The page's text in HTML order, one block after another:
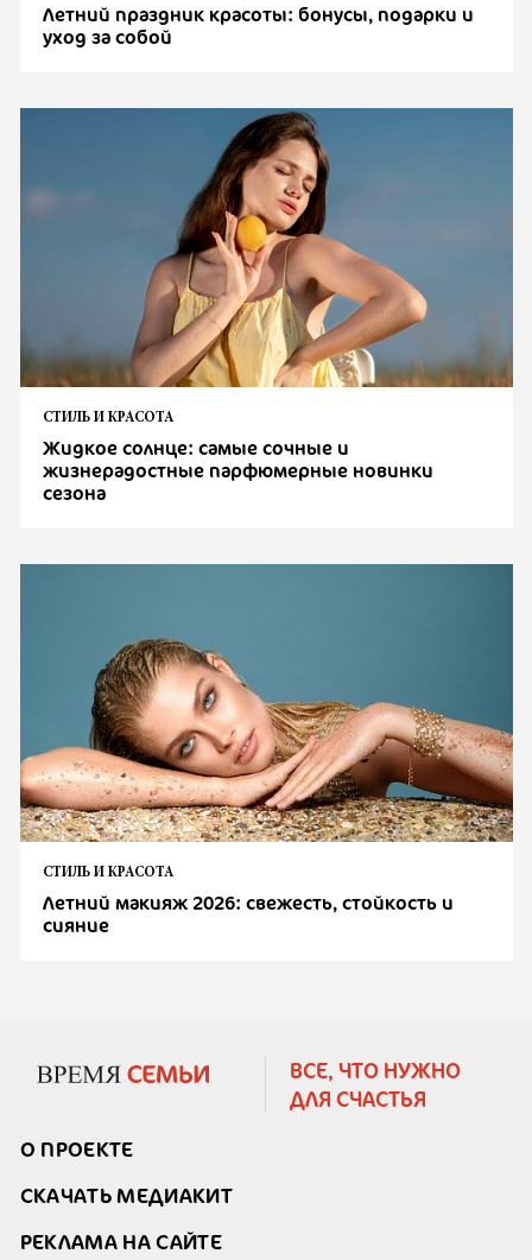
Летний праздник красоты: бонусы, подарки и
уход за собой
СТИЛЬ И КРАСОТА
Жидкое солнце: самые сочные и
жизнерадостные парфюмерные новинки
сезона
СТИЛЬ И КРАСОТА
Летний макияж 2026: свежесть, стойкость и
сияние
ВСЕ, ЧТО НУЖНО
ДЛЯ СЧАСТЬЯ
О ПРОЕКТЕ
СКАЧАТЬ МЕДИАКИТ
РЕКЛАМА НА САЙТЕ